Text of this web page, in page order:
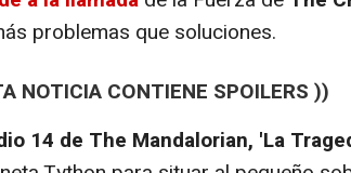
problemas que soluciones.
NOTICIA CONTIENE SPOILERS ))
14 de The Mandalorian, 'La